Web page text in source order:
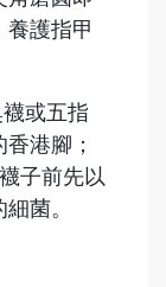
護指甲
或五指
港腳；
子前先以
菌。